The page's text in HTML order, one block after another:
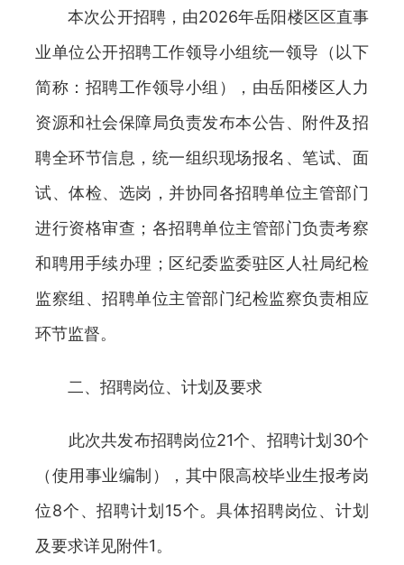
本次公开招聘，由2026年岳阳楼区区直事
业单位公开招聘工作领导小组统一领导（以下
简称：招聘工作领导小组），由岳阳楼区人力
资源和社会保障局负责发布本公告、附件及招
聘全环节信息，统一组织现场报名、笔试、面
试、体检、选岗，并协同各招聘单位主管部门
进行资格审查；各招聘单位主管部门负责考察
和聘用手续办理；区纪委监委驻区人社局纪检
监察组、招聘单位主管部门纪检监察负责相应
环节监督。
二、招聘岗位、计划及要求
此次共发布招聘岗位21个、招聘计划30个
（使用事业编制），其中限高校毕业生报考岗
位8个、招聘计划15个。具体招聘岗位、计划
及要求详见附件1。